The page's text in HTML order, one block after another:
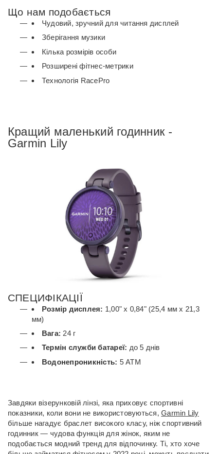
Що нам подобається
Чудовий, зручний для читання дисплей
Зберігання музики
Кілька розмірів особи
Розширені фітнес-метрики
Технологія RacePro
Кращий маленький годинник -
Garmin Lily
СПЕЦИФІКАЦІЇ
Розмір дисплея: 1,00" x 0,84" (25,4 мм x 21,3
мм)
Вага: 24 г
Термін служби батареї: до 5 днів
Водонепроникність: 5 АТМ
Завдяки візерунковій лінзі, яка приховує спортивні
показники, коли вони не використовуються,Garmin Lily
більше нагадує браслет високого класу, ніж спортивний
годинник — чудова функція для жінок, яким не
подобається модний тренд для відпочинку. Ті, хто хоче